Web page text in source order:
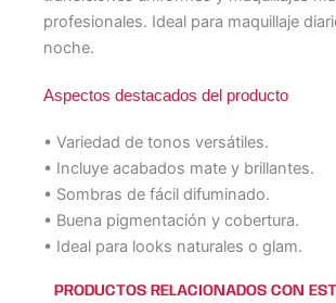
profesionales. Ideal para maquillaje
noche.
Aspectos destacados del producto
• Variedad de tonos versátiles.
• Incluye acabados mate y brillantes.
• Sombras de fácil difuminado.
• Buena pigmentación y cobertura.
• Ideal para looks naturales o glam.
PRODUCTOS RELACIONADOS CON